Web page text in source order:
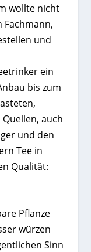
wollte nicht
Fachmann,
und
ein
bis zum
auch
und den
Tee in
Qualität:
Pflanze
würzen
Sinn